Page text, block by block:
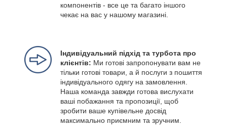
компонентів - все це та багато іншого
чекає на вас у нашому магазині.
Індивідуальний підхід та турбота про
клієнтів: Ми готові запропонувати вам не
тільки готові товари, а й послуги з пошиття
індивідуального одягу на замовлення.
Наша команда завжди готова вислухати
ваші побажання та пропозиції, щоб
зробити ваше купівельне досвід
максимально приємним та зручним.